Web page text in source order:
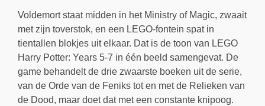
Voldemort staat midden in het Ministry of Magic, zwaait
met zijn toverstok, en een LEGO-fontein spat in
tientallen blokjes uit elkaar. Dat is de toon van LEGO
Harry Potter: Years 5-7 in één beeld samengevat. De
game behandelt de drie zwaarste boeken uit de serie,
van de Orde van de Feniks tot en met de Relieken van
de Dood, maar doet dat met een constante knipoog.